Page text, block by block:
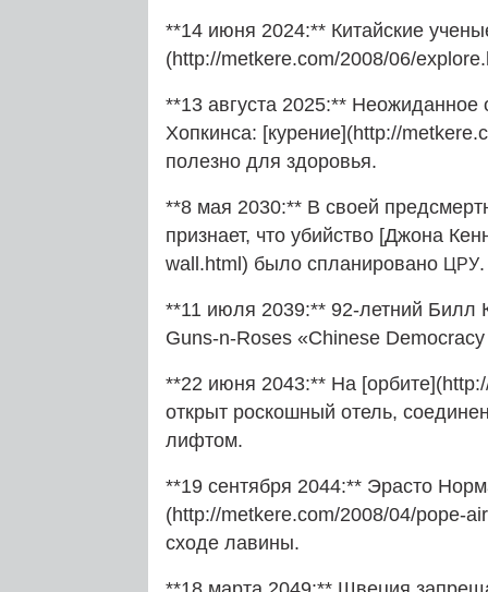
**14 июня 2024:** Китайские
(http://metkere.com/2008/06/
**13 августа 2025:** Неожиданное
Хопкинса: [курение](http://
полезно для здоровья.
**8 мая 2030:** В своей
признает, что убийство [Джона
wall.html) было спланировано ЦРУ.
**11 июля 2039:** 92-летний Билл
Guns-n-Roses «Chinese
**22 июня 2043:** На
открыт роскошный отель,
лифтом.
**19 сентября 2044:** Эрасто
(http://metkere.com/2008/04/pope-
сходе лавины.